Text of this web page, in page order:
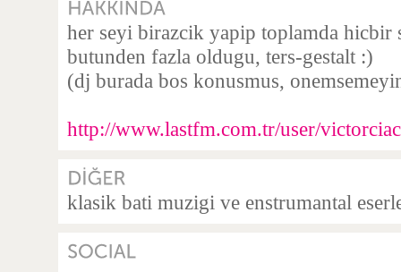
her seyi birazcik yapip toplamda hicbir
butunden fazla oldugu, ters-gestalt :)
(dj burada bos konusmus,
http://www.lastfm.com.tr/user/
klasik bati muzigi ve enstrumantal